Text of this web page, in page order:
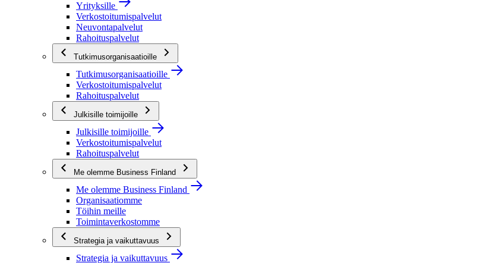
Yrityksille
Verkostoitumispalvelut
Neuvontapalvelut
Rahoituspalvelut
Tutkimusorganisaatioille
Tutkimusorganisaatioille
Verkostoitumispalvelut
Rahoituspalvelut
Julkisille toimijoille
Julkisille toimijoille
Verkostoitumispalvelut
Rahoituspalvelut
Me olemme Business Finland
Me olemme Business Finland
Organisaatiomme
Töihin meille
Toimintaverkostomme
Strategia ja vaikuttavuus
Strategia ja vaikuttavuus